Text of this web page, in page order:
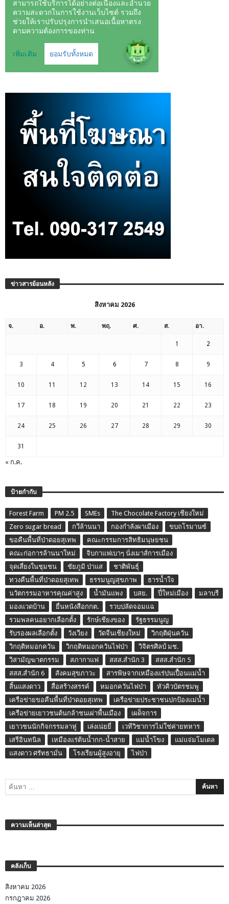
ข่าวสารย้อนหลัง
สิงหาคม 2026
จ. อ. พ. พฤ. ศ. ส. อา.
1 2
3 4 5 6 7 8 9
10 11 12 13 14 15 16
17 18 19 20 21 22 23
24 25 26 27 28 29 30
31
« ก.ค.
ป้ายกำกับ
Forest Farm PM 2.5 SMEs
The Chocolate Factory เชียงใหม่
Zero sugar bread
กวีล้านนา กองกำลังผาเมือง
ขบถโรมานซ์
ขอคืนพื้นที่ป่าดอยสุเทพ
คณะกรรมการสิทธิมนุษยชน
คณะก่อการล้านนาใหม่
จิบกาแฟเบาๆ นั่งเมาส์การเมือง
จุดเสี่ยงในชุมชน
ชัยภูมิ ป่าแส
ชาติพันธุ์
ทวงคืนพื้นที่ป่าดอยสุเทพ
ธรรมนูญสุขภาพ
ธารน้ำใจ
นวัตกรรมอาหารคุณค่าสูง
น้ำมันแพง บสย. ปี๋ใหม่เมือง
มลาบรี
มองแวดบ้าน
ยื่นหนังสือกกต.
รวบปลัดจอมแฉ
รวมพลคนอยากเลือกตั้ง
รักษ์เชียงของ
รัฐธรรมนูญ
รับรองผลเลือกตั้ง
วังเวียง วัดจีนเชียงใหม่
วิกฤติฝุ่นควัน
วิกฤติหมอกควัน
วิกฤติหมอกควันไฟป่า
วิจิตรศิลป์ มช.
วิสามัญฆาตกรรม
สภากาแฟ สสส.สำนัก 3
สสส.สำนัก 5
สสส.สำนัก 6
สังคมสุขภาวะ
สารพิษจากเหมืองแร่ปนเปื้อนแม่น้ำ
สิ้นแสงดาว
สื่อสร้างสรรค์ หมอกควันไฟป่า
หัวคิวบัตรชมพู
เครือข่ายขอคืนพื้นที่ป่าดอยสุเทพ
เครือข่ายประชาชนปกป้องแม่น้ำ
เครือข่ายเยาวชนต้นกล้าชนเผ่าพื้นเมือง
เผด็จการ
เยาวชนนักกิจกรรมลาหู่
เล่งเน่ยยี่
เวทีวิชาการไม่ใช่ค่ายทหาร
เสรีอินทนิล
เหมืองแร่ต้นน้ำกก-น้ำสาย แม่น้ำโขง
แม่แจ่มโมเดล
แสงดาว ศรัทธามั่น
โรงเรียนผู้สูงอายุ ไฟป่า
ความเห็นล่าสุด
คลังเก็บ
สิงหาคม 2026
กรกฎาคม 2026